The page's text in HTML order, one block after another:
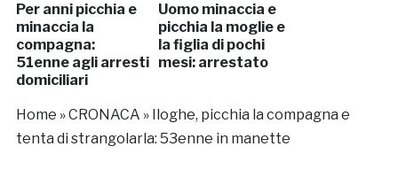
Per anni picchia e
minaccia la
compagna:
51enne agli arresti
domiciliari
Uomo minaccia e
picchia la moglie e
la figlia di pochi
mesi: arrestato
Home »CRONACA »
Iloghe, picchia la compagna e
tenta di strangolarla: 53enne in manette